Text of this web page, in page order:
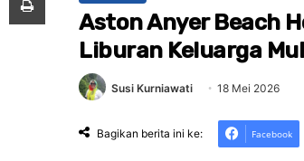
Aston Anyer Beach
Liburan Keluarga
Susi Kurniawati 18 Mei 2026
Bagikan berita ini ke: Facebook